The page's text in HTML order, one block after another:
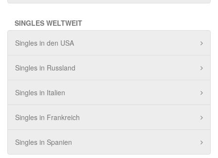
SINGLES WELTWEIT
Singles in den USA
Singles in Russland
Singles in Italien
Singles in Frankreich
Singles in Spanien